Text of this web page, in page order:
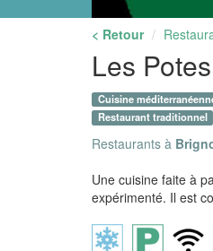
< Retour
Les
Cuisine
Restaurant traditionnel
Restaurants à
Une cuisine faite à
expérimenté. Il est